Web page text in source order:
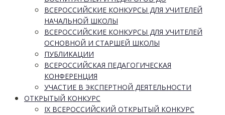
ВСЕРОССИЙСКИЕ КОНКУРСЫ ДЛЯ УЧИТЕЛЕЙ
НАЧАЛЬНОЙ ШКОЛЫ
ВСЕРОССИЙСКИЕ КОНКУРСЫ ДЛЯ УЧИТЕЛЕЙ
ОСНОВНОЙ И СТАРШЕЙ ШКОЛЫ
ПУБЛИКАЦИИ
ВСЕРОССИЙСКАЯ ПЕДАГОГИЧЕСКАЯ
КОНФЕРЕНЦИЯ
УЧАСТИЕ В ЭКСПЕРТНОЙ ДЕЯТЕЛЬНОСТИ
ОТКРЫТЫЙ КОНКУРС
IX ВСЕРОССИЙСКИЙ ОТКРЫТЫЙ КОНКУРС